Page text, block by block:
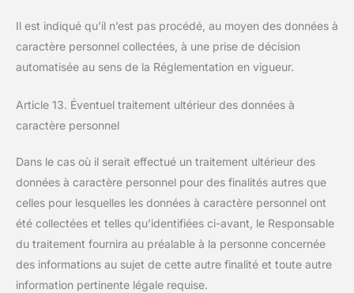
Il est indiqué qu’il n’est pas procédé, au moyen des données à
caractère personnel collectées, à une prise de décision
automatisée au sens de la Réglementation en vigueur.
Article 13. Éventuel traitement ultérieur des données à
caractère personnel
Dans le cas où il serait effectué un traitement ultérieur des
données à caractère personnel pour des finalités autres que
celles pour lesquelles les données à caractère personnel ont
été collectées et telles qu’identifiées ci-avant, le Responsable
du traitement fournira au préalable à la personne concernée
des informations au sujet de cette autre finalité et toute autre
information pertinente légale requise.